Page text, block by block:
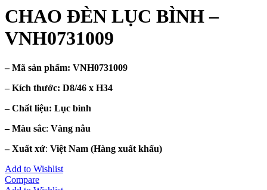
CHAO ĐÈN LỤC BÌNH –
VNH0731009
– Mã sản phẩm: VNH0731009
– Kích thước: D8/46 x H34
– Chất liệu: Lục bình
– Màu sắc: Vàng nâu
– Xuất xứ: Việt Nam (Hàng xuất khẩu)
Add to Wishlist
Compare